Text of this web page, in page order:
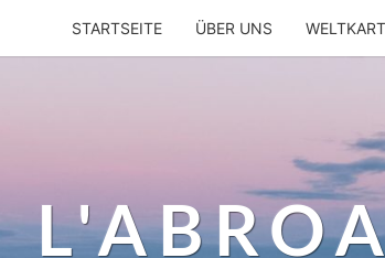
STARTSEITE ÜBER UNS